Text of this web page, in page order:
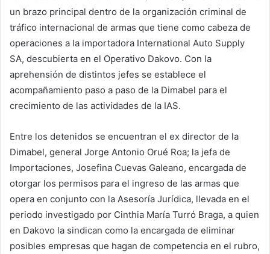
un brazo principal dentro de la organización criminal de
tráfico internacional de armas que tiene como cabeza de
operaciones a la importadora International Auto Supply
SA, descubierta en el Operativo Dakovo. Con la
aprehensión de distintos jefes se establece el
acompañamiento paso a paso de la Dimabel para el
crecimiento de las actividades de la IAS.
Entre los detenidos se encuentran el ex director de la
Dimabel, general Jorge Antonio Orué Roa; la jefa de
Importaciones, Josefina Cuevas Galeano, encargada de
otorgar los permisos para el ingreso de las armas que
opera en conjunto con la Asesoría Jurídica, llevada en el
periodo investigado por Cinthia María Turró Braga, a quien
en Dakovo la sindican como la encargada de eliminar
posibles empresas que hagan de competencia en el rubro,